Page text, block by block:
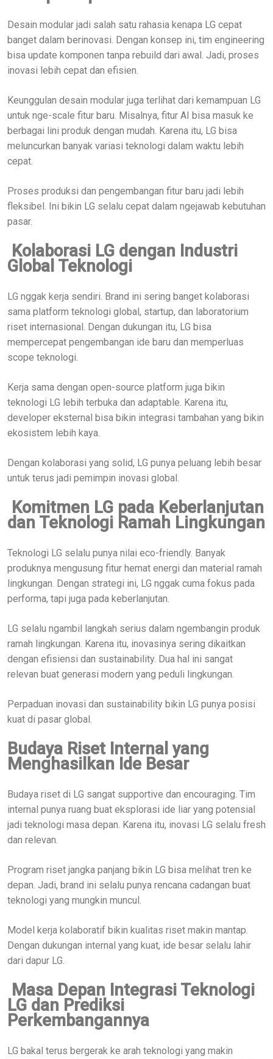
Desain modular jadi salah satu rahasia kenapa LG cepat
banget dalam berinovasi. Dengan konsep ini, tim engineering
bisa update komponen tanpa rebuild dari awal. Jadi, proses
inovasi lebih cepat dan efisien.
Keunggulan desain modular juga terlihat dari kemampuan LG
untuk nge-scale fitur baru. Misalnya, fitur AI bisa masuk ke
berbagai lini produk dengan mudah. Karena itu, LG bisa
meluncurkan banyak variasi teknologi dalam waktu lebih
cepat.
Proses produksi dan pengembangan fitur baru jadi lebih
fleksibel. Ini bikin LG selalu cepat dalam ngejawab kebutuhan
pasar.
Kolaborasi LG dengan Industri
Global Teknologi
LG nggak kerja sendiri. Brand ini sering banget kolaborasi
sama platform teknologi global, startup, dan laboratorium
riset internasional. Dengan dukungan itu, LG bisa
mempercepat pengembangan ide baru dan memperluas
scope teknologi.
Kerja sama dengan open-source platform juga bikin
teknologi LG lebih terbuka dan adaptable. Karena itu,
developer eksternal bisa bikin integrasi tambahan yang bikin
ekosistem lebih kaya.
Dengan kolaborasi yang solid, LG punya peluang lebih besar
untuk terus jadi pemimpin inovasi global.
Komitmen LG pada Keberlanjutan
dan Teknologi Ramah Lingkungan
Teknologi LG selalu punya nilai eco-friendly. Banyak
produknya mengusung fitur hemat energi dan material ramah
lingkungan. Dengan strategi ini, LG nggak cuma fokus pada
performa, tapi juga pada keberlanjutan.
LG selalu ngambil langkah serius dalam ngembangin produk
ramah lingkungan. Karena itu, inovasinya sering dikaitkan
dengan efisiensi dan sustainability. Dua hal ini sangat
relevan buat generasi modern yang peduli lingkungan.
Perpaduan inovasi dan sustainability bikin LG punya posisi
kuat di pasar global.
Budaya Riset Internal yang
Menghasilkan Ide Besar
Budaya riset di LG sangat supportive dan encouraging. Tim
internal punya ruang buat eksplorasi ide liar yang potensial
jadi teknologi masa depan. Karena itu, inovasi LG selalu fresh
dan relevan.
Program riset jangka panjang bikin LG bisa melihat tren ke
depan. Jadi, brand ini selalu punya rencana cadangan buat
teknologi yang mungkin muncul.
Model kerja kolaboratif bikin kualitas riset makin mantap.
Dengan dukungan internal yang kuat, ide besar selalu lahir
dari dapur LG.
Masa Depan Integrasi Teknologi
LG dan Prediksi
Perkembangannya
LG bakal terus bergerak ke arah teknologi yang makin